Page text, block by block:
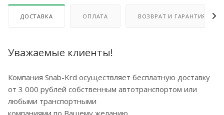
ДОСТАВКА ОПЛАТА ВОЗВРАТ И ГАРАНТИЯ
Уважаемые клиенты!
Компания Snab-Krd осуществляет бесплатную доставку
от 3 000 рублей собственным автотранспортом или
любыми транспортными
компаниями по Вашему желанию.